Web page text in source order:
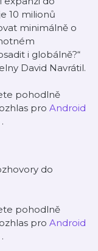
10 milionů
minimálně o
i globálně?“
David Navrátil.
pohodlně
pro Android
.
do
pohodlně
pro Android
.